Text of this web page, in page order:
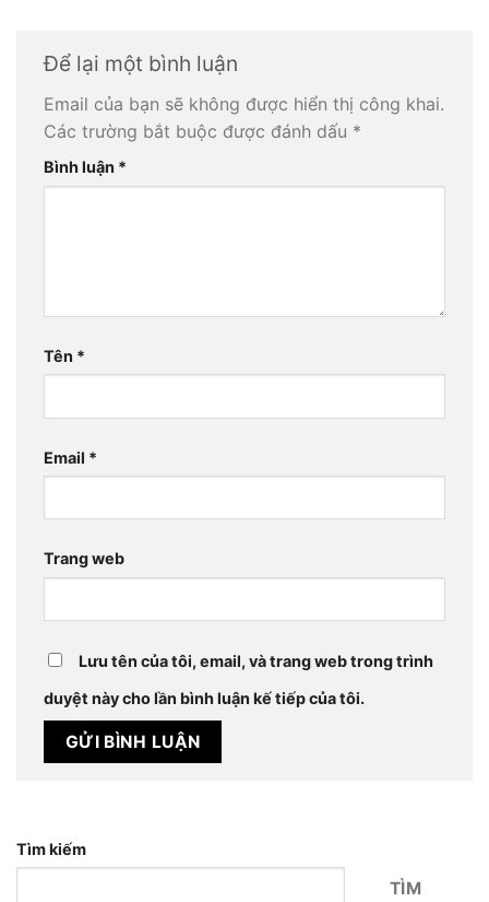
Để lại một bình luận
Email của bạn sẽ không được hiển thị công khai.
Các trường bắt buộc được đánh dấu *
Bình luận *
Tên *
Email *
Trang web
Lưu tên của tôi, email, và trang web trong trình
duyệt này cho lần bình luận kế tiếp của tôi.
Tìm kiếm
TÌM